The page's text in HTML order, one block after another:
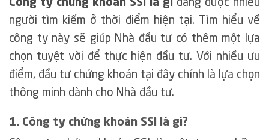
Công ty chứng khoán SSI là gì đang được nhiều
người tìm kiếm ở thời điểm hiện tại. Tìm hiểu về
công ty này sẽ giúp Nhà đầu tư có thêm một lựa
chọn tuyệt vời để thực hiện đầu tư. Với nhiều ưu
điểm, đầu tư chứng khoán tại đây chính là lựa chọn
thông minh dành cho Nhà đầu tư.
1. Công ty chứng khoán SSI là gì?